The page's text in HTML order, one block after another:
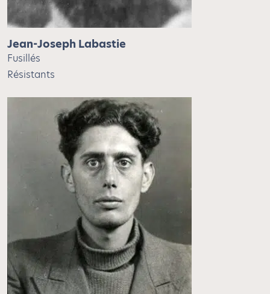
Jean-Joseph Labastie
Fusillés
Résistants